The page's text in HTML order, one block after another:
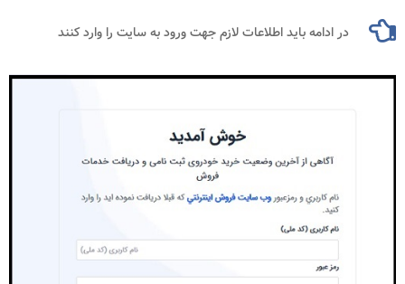
در ادامه باید اطلاعات لازم جهت ورود به سایت را وارد کنند